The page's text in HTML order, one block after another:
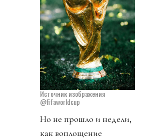
Источник изображения
@fifaworldcup
Но не прошло и недели,
как воплощение